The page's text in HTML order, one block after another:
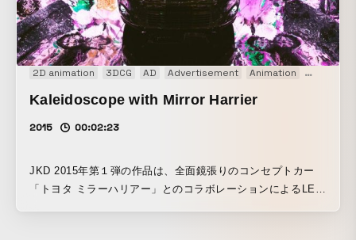
て、自然への畏れ、日本的な美意識、精神性にまで踏み込ん
だ仕上がりとなっています。
2D animation 3DCG AD Advertisement Animation CM
Kaleidoscope with Mirror Harrier
2015 00:02:23
JKD 2015年第１弾の作品は、全面鏡張りのコンセプトカー
「トヨタ ミラーハリアー」とのコラボレーションによるLED